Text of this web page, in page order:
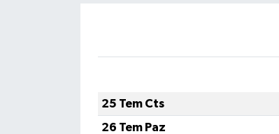
25 Tem Cts
26 Tem Paz